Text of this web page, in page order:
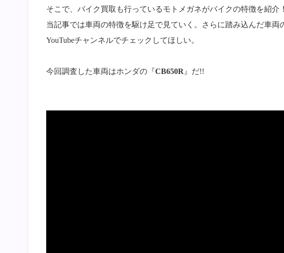
そこで、バイク買取も行っているモトメガネがバイクの特徴を紹介！
当記事では車両の特徴を駆け足で見ていく。さらに踏み込んだ車両
YouTubeチャンネルでチェックしてほしい。
今回調査した車両はホンダの『 CB650R』だ!!